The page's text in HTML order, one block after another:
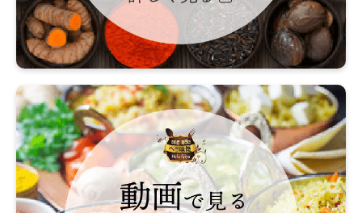
ッ
プ
詳
し
く
見
る
動
画
で
見
る
ス